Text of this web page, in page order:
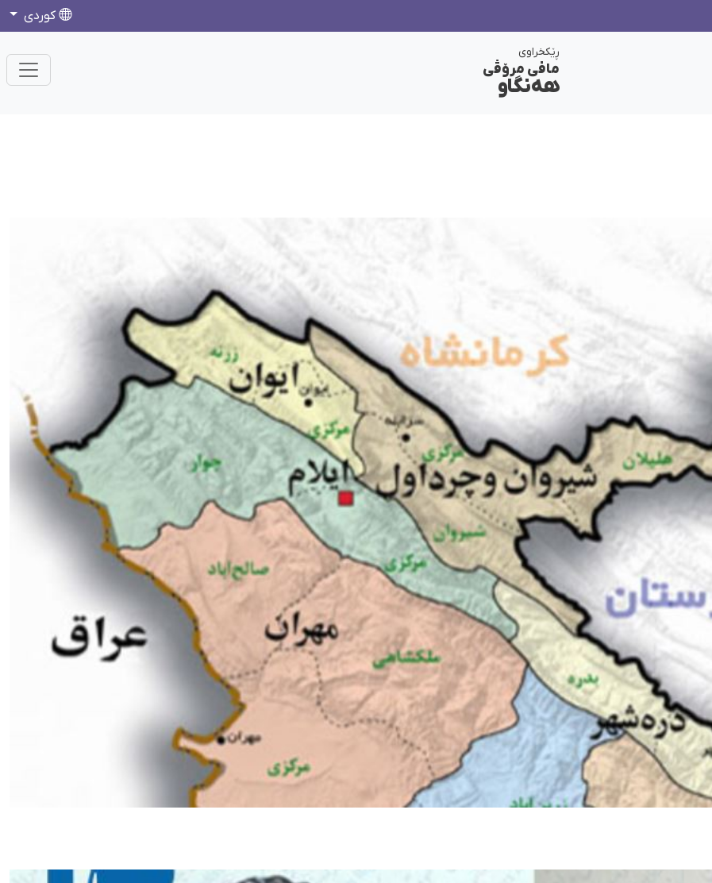
كوردی
ڕێکخراوی
مافی مرۆڤی
هەنگاو